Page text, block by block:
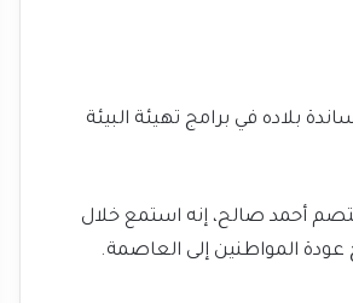
بلاده في برامج تهيئة البيئة
أحمد صالح، إنه استمع خلال
عودة المواطنين إلى العاصمة.